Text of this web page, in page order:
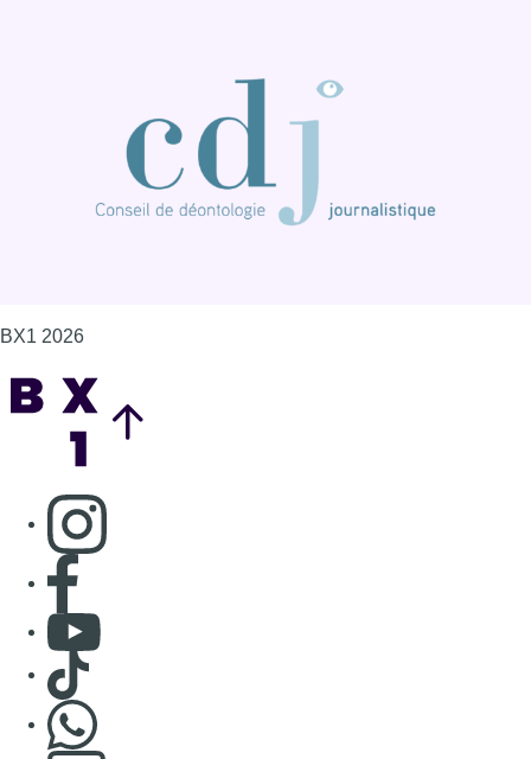
BX1 2026
Consulter page Instagram
Consulter page Facebook
Consulter Youtube
Consulter TikTok